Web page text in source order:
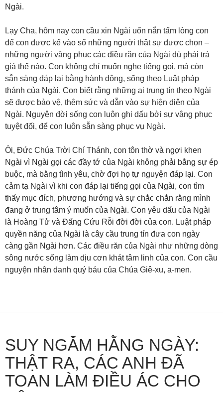
Ngài.
Lạy Cha, hôm nay con cầu xin Ngài uốn nắn tấm lòng con
để con được kể vào số những người thật sự được chọn –
những người vâng phục các điều răn của Ngài dù phải trả
giá thế nào. Con không chỉ muốn nghe tiếng gọi, mà còn
sẵn sàng đáp lại bằng hành động, sống theo Luật pháp
thánh của Ngài. Con biết rằng những ai trung tín theo Ngài
sẽ được bảo vệ, thêm sức và dẫn vào sự hiện diện của
Ngài. Nguyện đời sống con luôn ghi dấu bởi sự vâng phục
tuyệt đối, để con luôn sẵn sàng phục vụ Ngài.
Ôi, Đức Chúa Trời Chí Thánh, con tôn thờ và ngợi khen
Ngài vì Ngài gọi các đầy tớ của Ngài không phải bằng sự ép
buộc, mà bằng tình yêu, chờ đợi họ tự nguyện đáp lại. Con
cảm tạ Ngài vì khi con đáp lại tiếng gọi của Ngài, con tìm
thấy mục đích, phương hướng và sự chắc chắn rằng mình
đang ở trung tâm ý muốn của Ngài. Con yêu dấu của Ngài
là Hoàng Tử và Đấng Cứu Rỗi đời đời của con. Luật pháp
quyền năng của Ngài là cây cầu trung tín đưa con ngày
càng gần Ngài hơn. Các điều răn của Ngài như những dòng
sông nước sống làm dịu cơn khát tâm linh của con. Con cầu
nguyện nhân danh quý báu của Chúa Giê-xu, a-men.
SUY NGẪM HẰNG NGÀY:
THẬT RA, CÁC ANH ĐÃ
TOAN LÀM ĐIỀU ÁC CHO